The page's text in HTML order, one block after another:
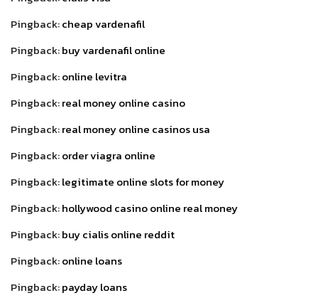
Pingback:cheap vardenafil
Pingback:buy vardenafil online
Pingback:online levitra
Pingback:real money online casino
Pingback:real money online casinos usa
Pingback:order viagra online
Pingback:legitimate online slots for money
Pingback:hollywood casino online real money
Pingback:buy cialis online reddit
Pingback:online loans
Pingback:payday loans